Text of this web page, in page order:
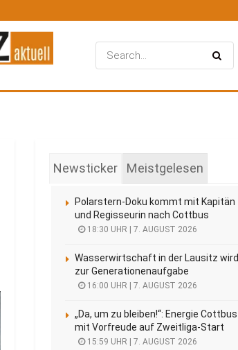
Newsticker Meistgelesen
Polarstern-Doku kommt mit Kapitän
und Regisseurin nach Cottbus
18:30 UHR | 7. AUGUST 2026
Wasserwirtschaft in der Lausitz wird
zur Generationenaufgabe
16:00 UHR | 7. AUGUST 2026
„Da, um zu bleiben!“: Energie Cottbus
mit Vorfreude auf Zweitliga-Start
15:59 UHR | 7. AUGUST 2026